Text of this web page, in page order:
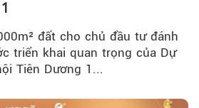
đất cho chủ đầu tư đánh
triển khai quan trọng của Dự
Tiên Dương 1...